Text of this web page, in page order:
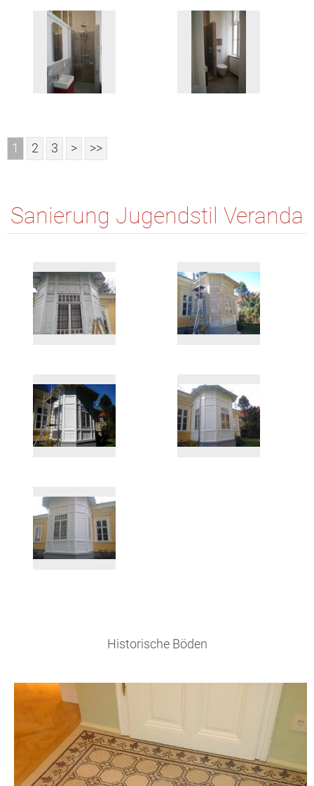
1 2 3 > >>
Sanierung Jugendstil Veranda
Historische Böden